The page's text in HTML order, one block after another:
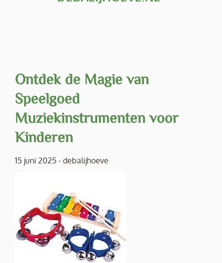
Ontdek de Magie van
Speelgoed
Muziekinstrumenten voor
Kinderen
15 juni 2025 - debalijhoeve